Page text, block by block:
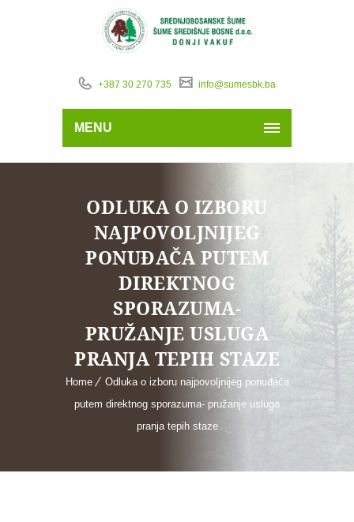
+387 30 270 735 info@sumesbk.ba
MENU
ODLUKA O IZBORU
NAJPOVOLJNIJEG
PONUĐAČA PUTEM
DIREKTNOG
SPORAZUMA-
PRUŽANJE USLUGA
PRANJA TEPIH STAZE
Home
Odluka o izboru najpovoljnijeg ponuđača
putem direktnog sporazuma- pružanje usluga
pranja tepih staze